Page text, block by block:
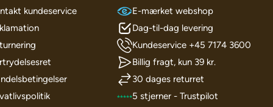
kundeservice
E-mærket webshop
Dag-til-dag levering
Kundeservice +45 7174 3600
Billig fragt, kun 39 kr.
30 dages returret
5 stjerner - Trustpilot